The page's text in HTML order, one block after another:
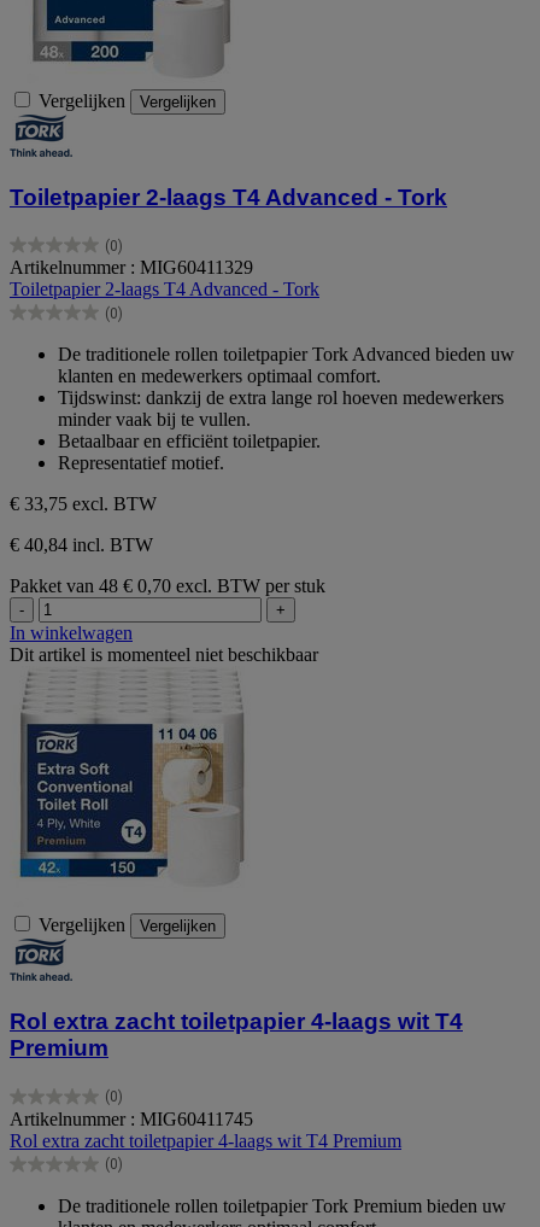
Vergelijken Vergelijken
Toiletpapier 2-laags T4 Advanced - Tork
(0)
0.0
van
de
5
Artikelnummer : MIG60411329
Toiletpapier 2-laags T4 Advanced - Tork
(0)
0.0
sterren.
De traditionele rollen toiletpapier Tork Advanced bieden uw
klanten en medewerkers optimaal comfort.
Tijdswinst: dankzij de extra lange rol hoeven medewerkers
minder vaak bij te vullen.
Betaalbaar en efficiënt toiletpapier.
Representatief motief.
€ 33,75 excl. BTW
€ 40,84 incl. BTW
Pakket van 48 € 0,70 excl. BTW per stuk
- +
In winkelwagen
Dit artikel is momenteel niet beschikbaar
Vergelijken Vergelijken
Rol extra zacht toiletpapier 4-laags wit T4
Premium
(0)
0.0
van
de
5
Artikelnummer : MIG60411745
Rol extra zacht toiletpapier 4-laags wit T4 Premium
(0)
0.0
De traditionele rollen toiletpapier Tork Premium bieden uw